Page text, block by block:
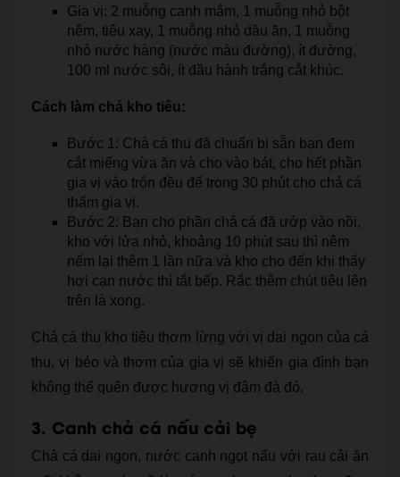
Gia vị: 2 muỗng canh mắm, 1 muỗng nhỏ bột
nêm, tiêu xay, 1 muỗng nhỏ dầu ăn, 1 muỗng
nhỏ nước hàng (nước màu đường), ít đường,
100 ml nước sôi, ít đầu hành trắng cắt khúc.
Cách làm chả kho tiêu:
Bước 1: Chả cá thu đã chuẩn bị sẵn bạn đem
cắt miếng vừa ăn và cho vào bát, cho hết phần
gia vị vào trộn đều để trong 30 phút cho chả cá
thấm gia vị.
Bước 2: Bạn cho phần chả cá đã ướp vào nồi,
kho với lửa nhỏ, khoảng 10 phút sau thì nêm
nếm lại thêm 1 lần nữa và kho cho đến khi thấy
hơi cạn nước thì tắt bếp. Rắc thêm chút tiêu lên
trên là xong.
Chả cá thu kho tiêu thơm lừng với vị dai ngon của cá
thu, vị béo và thơm của gia vị sẽ khiến gia đình bạn
không thể quên được hương vị đậm đà đó.
3. Canh chả cá nấu cải bẹ
Chả cá dai ngon, nước canh ngọt nấu với rau cải ăn